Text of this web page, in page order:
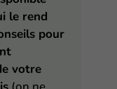
le rend
pour
votre